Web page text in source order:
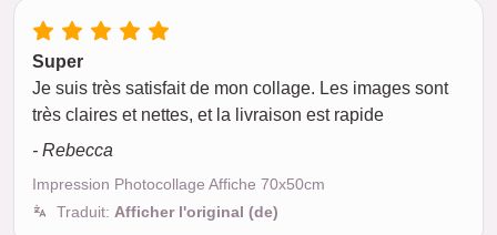
Super
Je suis très satisfait de mon collage. Les images sont
très claires et nettes, et la livraison est rapide
- Rebecca
Impression Photocollage Affiche 70x50cm
Traduit: Afficher l'original (de)